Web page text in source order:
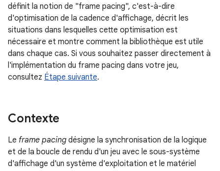
définit la notion de "frame pacing", c'est-à-dire
d'optimisation de la cadence d'affichage, décrit les
situations dans lesquelles cette optimisation est
nécessaire et montre comment la bibliothèque est utile
dans chaque cas. Si vous souhaitez passer directement à
l'implémentation du frame pacing dans votre jeu,
consultez Étape suivante.
Contexte
Le frame pacing désigne la synchronisation de la logique
et de la boucle de rendu d'un jeu avec le sous-système
d'affichage d'un système d'exploitation et le matériel